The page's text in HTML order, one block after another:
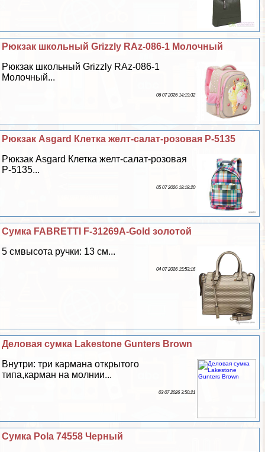
Рюкзак школьный Grizzly RAz-086-1 Молочный
Рюкзак школьный Grizzly RAz-086-1
Молочный...
06 07 2026 14:19:32
Рюкзак Asgard Клетка желт-салат-розовая Р-5135
Рюкзак Asgard Клетка желт-салат-розовая
Р-5135...
05 07 2026 18:18:20
Сумка FABRETTI F-31269A-Gold золотой
5 смвысота ручки: 13 см...
04 07 2026 15:53:16
Деловая сумка Lakestone Gunters Brown
Внутри: три кармана открытого
типа,карман на молнии...
03 07 2026 3:50:21
Сумка Pola 74558 Черный